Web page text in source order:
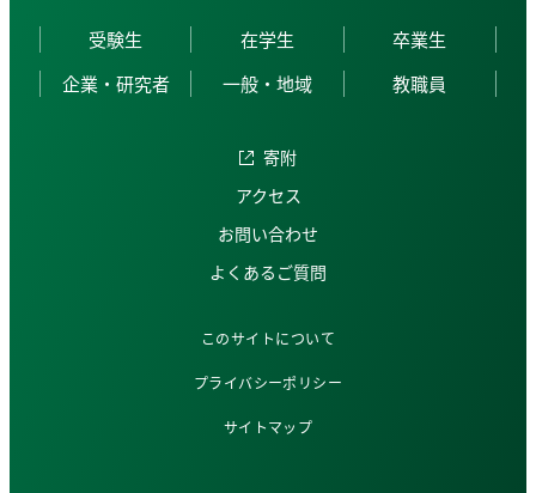
受験生 在学生
卒業生
企業・研究者
一般・地域 教職員
寄附
アクセス
お問い合わせ
よくあるご質問
このサイトについて
プライバシーポリシー
サイトマップ